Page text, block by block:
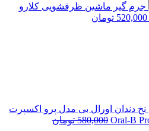
جرم گیر ماشین ظرفشویی کلارو
520,000 تومان
نخ دندان اورال بی مدل پرو اکسپرت
580,000 تومان